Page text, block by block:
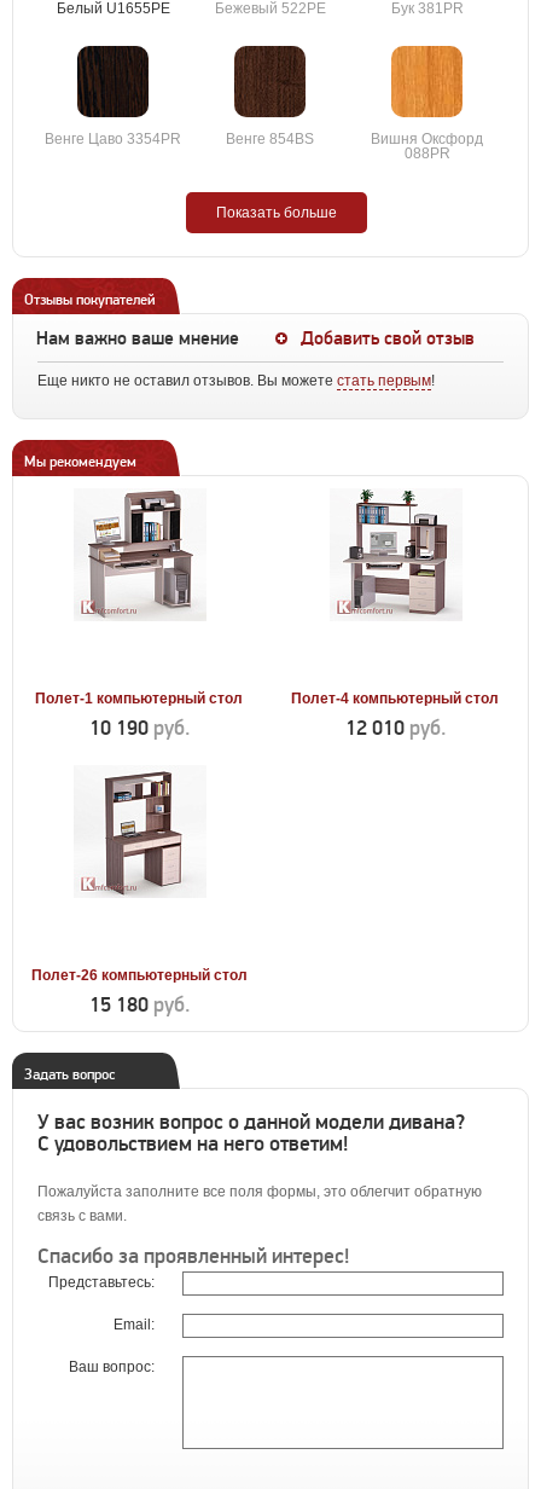
Белый U1655PE Бежевый 522PE Бук 381PR
Венге Цаво 3354PR Венге 854BS
Вишня Оксфорд
088PR
Показать больше
Отзывы покупателей
Нам важно ваше мнение Добавить свой отзыв
Еще никто не оставил отзывов. Вы можете стать первым!
Мы рекомендуем
Полет-1 компьютерный стол
10 190 руб.
Полет-4 компьютерный стол
12 010 руб.
Полет-26 компьютерный стол
15 180 руб.
Задать вопрос
У вас возник вопрос о данной модели дивана?
С удовольствием на него ответим!
Пожалуйста заполните все поля формы, это облегчит обратную
связь с вами.
Спасибо за проявленный интерес!
Представьтесь:
Email:
Ваш вопрос: